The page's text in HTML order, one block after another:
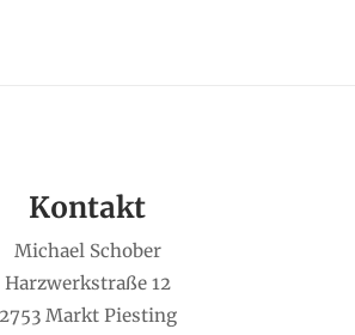
Kontakt
Michael Schober
Harzwerkstraße 12
2753 Markt Piesting